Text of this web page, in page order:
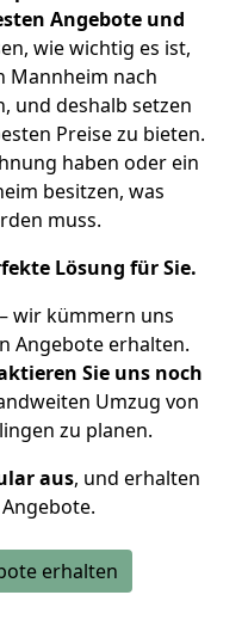
Angebote und
wie wichtig es ist,
Mannheim nach
und deshalb setzen
Preise zu bieten.
haben oder ein
besitzen, was
muss.
Lösung für Sie.
wir kümmern uns
Angebote erhalten.
Sie uns noch
Umzug von
zu planen.
aus, und erhalten
erhalten